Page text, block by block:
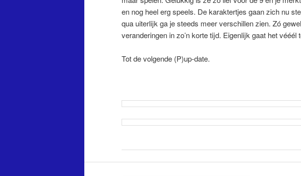
en nog heel erg speels. De karaktertjes gaan zich nu
qua uiterlijk ga je steeds meer verschillen zien. Zó
veranderingen in zo’n korte tijd. Eigenlijk gaat het vééél
Tot de volgende (P)up-date.